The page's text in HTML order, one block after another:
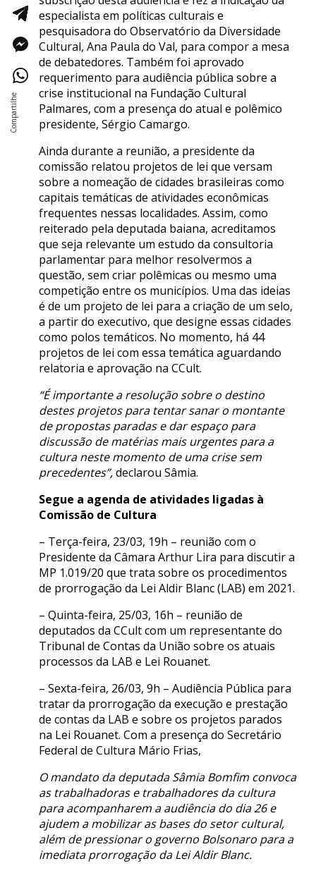
especialista em políticas culturais e
pesquisadora do Observatório da Diversidade
Cultural, Ana Paula do Val, para compor a mesa
de debatedores. Também foi aprovado
requerimento para audiência pública sobre a
crise institucional na Fundação Cultural
Palmares, com a presença do atual e polêmico
presidente, Sérgio Camargo.
Ainda durante a reunião, a presidente da
comissão relatou projetos de lei que versam
sobre a nomeação de cidades brasileiras como
capitais temáticas de atividades econômicas
frequentes nessas localidades. Assim, como
reiterado pela deputada baiana, acreditamos
que seja relevante um estudo da consultoria
parlamentar para melhor resolvermos a
questão, sem criar polêmicas ou mesmo uma
competição entre os municípios. Uma das ideias
é de um projeto de lei para a criação de um selo,
a partir do executivo, que designe essas cidades
como polos temáticos. No momento, há 44
projetos de lei com essa temática aguardando
relatoria e aprovação na CCult.
“É importante a resolução sobre o destino
destes projetos para tentar sanar o montante
de propostas paradas e dar espaço para
discussão de matérias mais urgentes para a
cultura neste momento de uma crise sem
precedentes”,declarou Sâmia.
Segue a agenda de atividades ligadas à
Comissão de Cultura
– Terça-feira, 23/03, 19h – reunião com o
Presidente da Câmara Arthur Lira para discutir a
MP 1.019/20 que trata sobre os procedimentos
de prorrogação da Lei Aldir Blanc (LAB) em 2021.
– Quinta-feira, 25/03, 16h – reunião de
deputados da CCult com um representante do
Tribunal de Contas da União sobre os atuais
processos da LAB e Lei Rouanet.
– Sexta-feira, 26/03, 9h – Audiência Pública para
tratar da prorrogação da execução e prestação
de contas da LAB e sobre os projetos parados
na Lei Rouanet. Com a presença do Secretário
Federal de Cultura Mário Frias,
O mandato da deputada Sâmia Bomfim convoca
as trabalhadoras e trabalhadores da cultura
para acompanharem a audiência do dia 26 e
ajudem a mobilizar as bases do setor cultural,
além de pressionar o governo Bolsonaro para a
imediata prorrogação da Lei Aldir Blanc.